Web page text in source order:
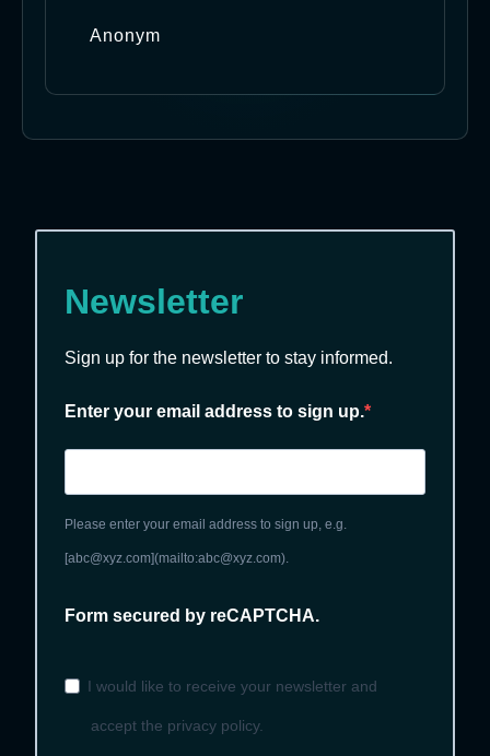
Anonym
Newsletter
Sign up for the newsletter to stay informed.
Enter your email address to sign up.
Please enter your email address to sign up, e.g.
[abc@xyz.com](mailto:abc@xyz.com).
Form secured by reCAPTCHA.
I would like to receive your newsletter and
accept the privacy policy.